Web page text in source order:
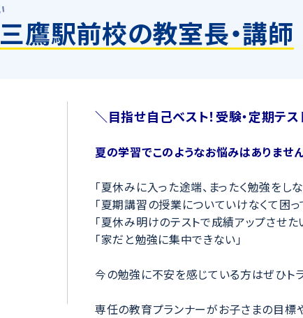
三鷹駅前校の教室長・講師
＼目指せ自己ベスト！受験・定期テス
夏の学習でこのようなお悩みはありませ
「夏休みに入った途端、まったく勉強をし
「夏期講習の授業についていけなくて困っ
「夏休み明けのテストで成績アップさせ
「家だと勉強に集中できない」
今の勉強に不安を感じている方はぜひト
専任の教育プランナーがお子さまの目